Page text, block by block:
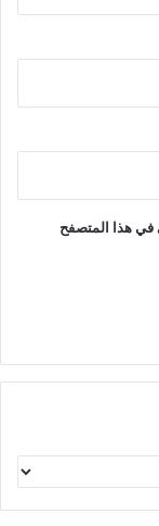
في هذا المتصفح